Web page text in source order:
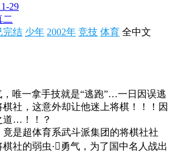
29
二
完结 少年 2002年 竞技 体育 全中文
，唯一拿手技就是“逃跑”…一日因误逃
社，这意外却让他迷上将棋！！！因
道…！！？
是超体育系武斗派集团的将棋社社
社的弱虫·勇气，为了国中名人战出